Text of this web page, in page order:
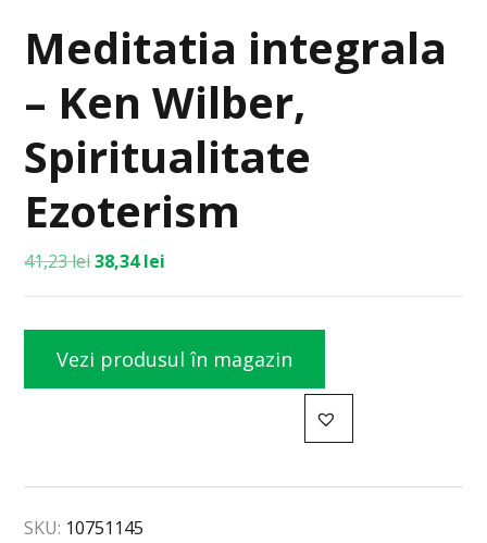
Meditatia integrala
– Ken Wilber,
Spiritualitate
Ezoterism
41,23lei38,34lei
Vezi produsul în magazin
SKU: 10751145